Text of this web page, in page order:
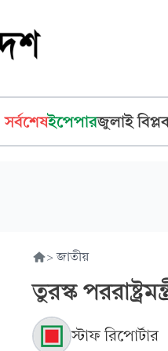
সর্বশেষইপেপারজুলাই
> জাতীয়
তুরস্ক
স্টাফ রিপোর্টার